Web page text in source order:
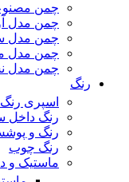
چمن
چمن مدل
چمن مدل
چمن مدل
چمن مدل
رنگ
اسپری رنگ
رنگ داخل
رنگ و
رنگ چوب
ماستیک و